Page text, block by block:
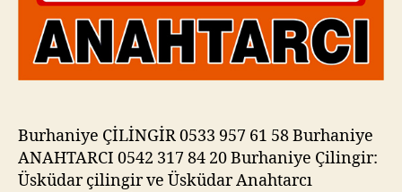
Burhaniye ÇİLİNGİR 0533 957 61 58 Burhaniye
ANAHTARCI 0542 317 84 20 Burhaniye Çilingir:
Üsküdar çilingir ve Üsküdar Anahtarcı